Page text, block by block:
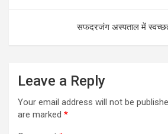
सफदरजंग अस्पताल में
Leave a Reply
Your email address will not be
are marked *